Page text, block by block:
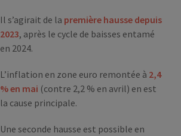
Il s’agirait de la première hausse depuis
2023, après le cycle de baisses entamé
en 2024.
L’inflation en zone euro remontée à 2,4
% en mai (contre 2,2 % en avril) en est
la cause principale.
Une seconde hausse est possible en